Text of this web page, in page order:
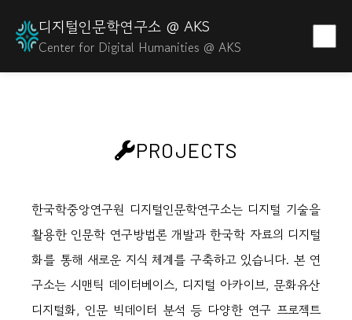
디지털인문학연구소 @ AKS
Center for Digital Humanities @ AKS
PROJECTS
한국학중앙연구원 디지털인문학연구소는 디지털 기술을
활용한 인문학 연구방법론 개발과 한국학 자료의 디지털
화를 통해 새로운 지식 체계를 구축하고 있습니다. 본 연
구소는 시맨틱 데이터베이스, 디지털 아카이브, 문화유산
디지털화, 인문 빅데이터 분석 등 다양한 연구 프로젝트